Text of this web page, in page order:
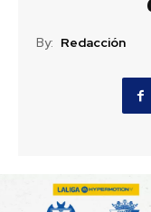
por la
Última prueba
Jerez: Las
de Rivero
By: Redacción